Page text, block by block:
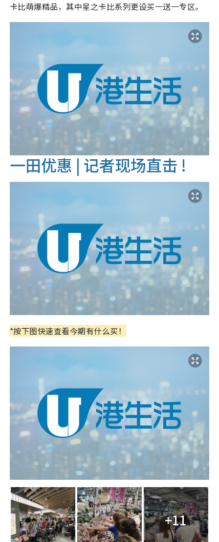
卡比萌爆精品，其中星之卡比系列更设买一送一专区。
一田优惠 | 记者现场直击 !
*按下图快速查看今期有什么买！
+11